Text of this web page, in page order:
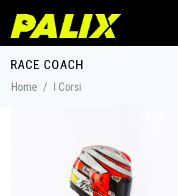
RACE COACH
Home / I Corsi